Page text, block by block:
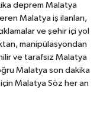
deprem Malatya
Malatya iş ilanları,
ve şehir içi yol
manipülasyondan
ve tarafsız Malatya
Malatya son dakika
Malatya Söz her an